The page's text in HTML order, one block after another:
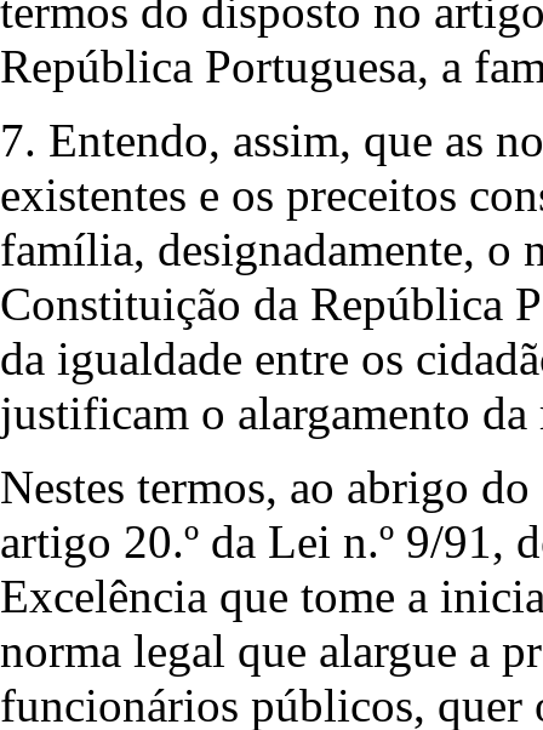
termos do disposto no
República Portuguesa, a
7. Entendo, assim, que as
existentes e os preceitos
família, designadamente, o
Constituição da República
da igualdade entre os
justificam o alargamento
Nestes termos, ao abrigo
artigo 20.º da Lei n.º 9/91,
Excelência que tome a
norma legal que alargue a
funcionários públicos, quer